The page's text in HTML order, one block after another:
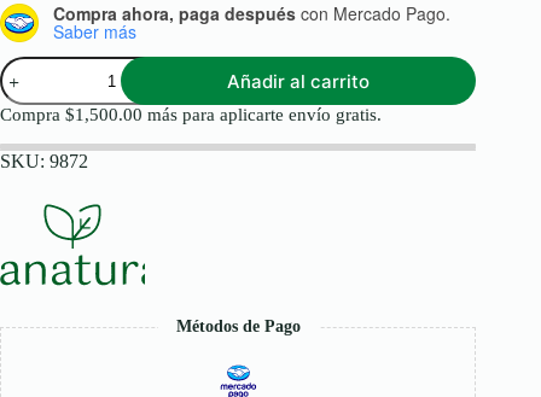
Compra ahora, paga después con Mercado Pago.
Saber más
Shampoo
de
Caballo
con
Biotina
850
Shanaturals
cantidad
Añadir al carrito
Compra $1,500.00 más para aplicarte envío gratis.
SKU: 9872
Métodos de Pago